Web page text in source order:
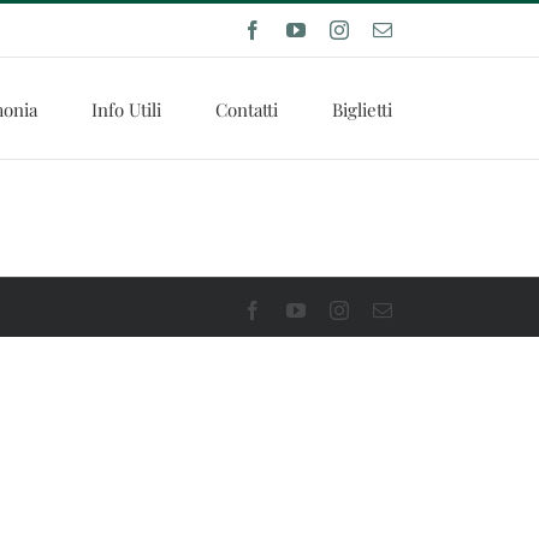
FacebookYouTubeInstagram
Email
Info Utili Contatti Biglietti
FacebookYouTubeInstagram
Email